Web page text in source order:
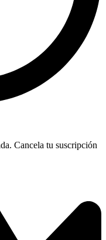
Cancela tu suscripción